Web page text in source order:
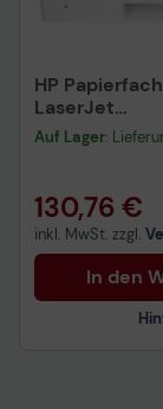
HP
LaserJet
Enterprise/
M527 M506
Auf Lager:
130,76 €
inkl. MwSt. zzgl.
In den